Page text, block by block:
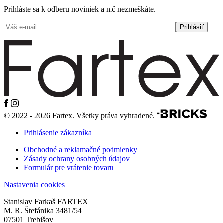
Prihláste sa k odberu noviniek a nič nezmeškáte.
© 2022 - 2026 Fartex. Všetky práva vyhradené.
Prihlásenie zákazníka
Obchodné a reklamačné podmienky
Zásady ochrany osobných údajov
Formulár pre vrátenie tovaru
Nastavenia cookies
Stanislav Farkaš FARTEX
M. R. Štefánika 3481/54
07501 Trebišov